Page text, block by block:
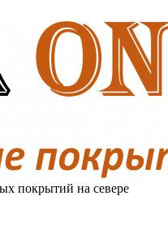
покрытий на севере